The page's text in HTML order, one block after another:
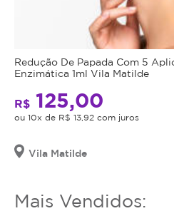
Redução De Papada Com 5
Enzimática 1ml Vila Matilde
R$ 125,00
ou 10x de R$ 13,92 com juros
Vila Matilde
Mais Vendidos: